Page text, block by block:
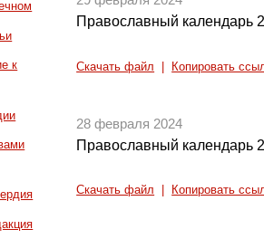
к
Православный календарь
Скачать файл Копировать
28 февраля 2024
Православный календарь
Скачать файл Копировать